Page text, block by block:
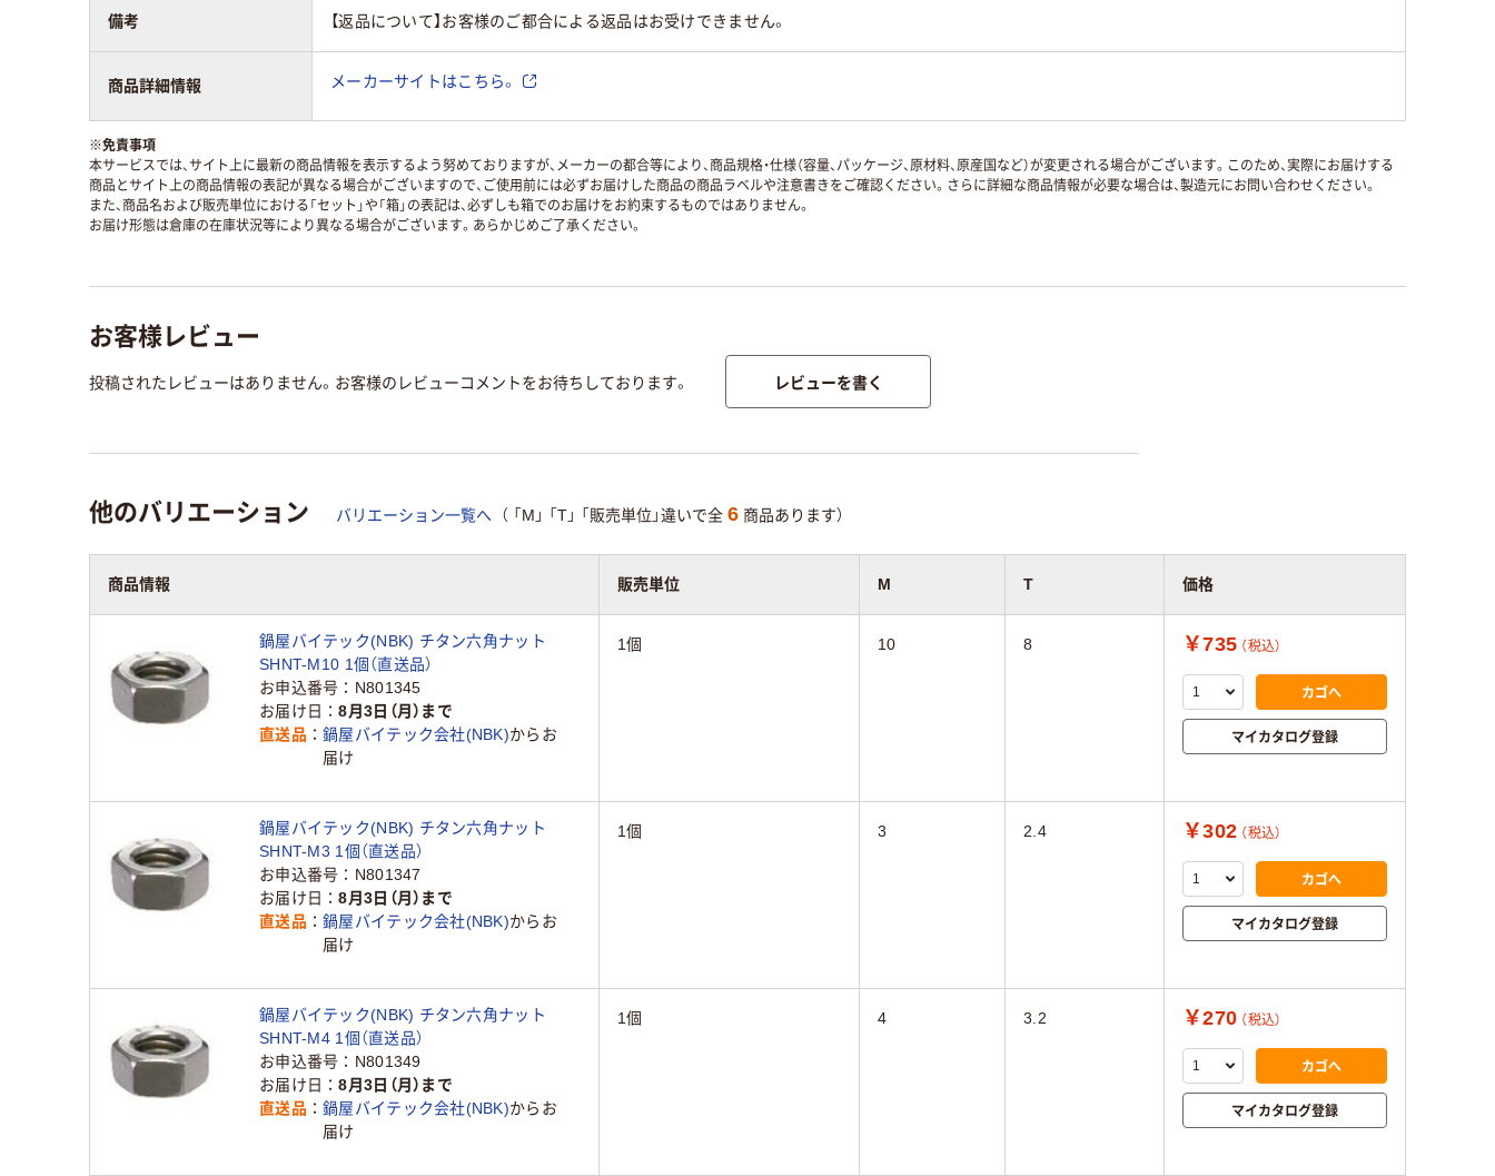
備考 【返品について】お客様のご都合による返品はお受けできません。
商品詳細情報 メーカーサイトはこちら。
※免責事項
本サービスでは、サイト上に最新の商品情報を表示するよう努めておりますが、メーカーの都合等により、商品規格・仕様（容量、パッケージ、原材料、原産国など）が変更される場合がございます。このため、実際にお届けする
商品とサイト上の商品情報の表記が異なる場合がございますので、ご使用前には必ずお届けした商品の商品ラベルや注意書きをご確認ください。さらに詳細な商品情報が必要な場合は、製造元にお問い合わせください。
また、商品名および販売単位における「セット」や「箱」の表記は、必ずしも箱でのお届けをお約束するものではありません。
お届け形態は倉庫の在庫状況等により異なる場合がございます。あらかじめご了承ください。
お客様レビュー
投稿されたレビューはありません。お客様のレビューコメントをお待ちしております。 レビューを書く
他のバリエーション バリエーション一覧へ （ 「M」 「T」 「販売単位」違いで全 6 商品あります）
商品情報 販売単位 M T 価格
鍋屋バイテック(NBK) チタン六角ナット
SHNT-M10 1個（直送品）
お申込番号
N801345
お届け日
8月3日（月）まで
直送品
鍋屋バイテック会社(NBK)からお
届け
1個 10 8 ￥735 （税込）
カゴへ
マイカタログ登録
鍋屋バイテック(NBK) チタン六角ナット
SHNT-M3 1個（直送品）
お申込番号
N801347
お届け日
8月3日（月）まで
直送品
鍋屋バイテック会社(NBK)からお
届け
1個 3 2.4 ￥302 （税込）
カゴへ
マイカタログ登録
鍋屋バイテック(NBK) チタン六角ナット
SHNT-M4 1個（直送品）
お申込番号
N801349
お届け日
8月3日（月）まで
直送品
鍋屋バイテック会社(NBK)からお
届け
1個 4 3.2 ￥270 （税込）
カゴへ
マイカタログ登録